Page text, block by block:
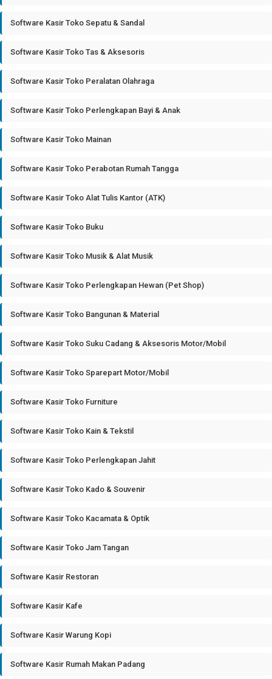
Software Kasir Toko Sepatu & Sandal
Software Kasir Toko Tas & Aksesoris
Software Kasir Toko Peralatan Olahraga
Software Kasir Toko Perlengkapan Bayi & Anak
Software Kasir Toko Mainan
Software Kasir Toko Perabotan Rumah Tangga
Software Kasir Toko Alat Tulis Kantor (ATK)
Software Kasir Toko Buku
Software Kasir Toko Musik & Alat Musik
Software Kasir Toko Perlengkapan Hewan (Pet Shop)
Software Kasir Toko Bangunan & Material
Software Kasir Toko Suku Cadang & Aksesoris Motor/Mobil
Software Kasir Toko Sparepart Motor/Mobil
Software Kasir Toko Furniture
Software Kasir Toko Kain & Tekstil
Software Kasir Toko Perlengkapan Jahit
Software Kasir Toko Kado & Souvenir
Software Kasir Toko Kacamata & Optik
Software Kasir Toko Jam Tangan
Software Kasir Restoran
Software Kasir Kafe
Software Kasir Warung Kopi
Software Kasir Rumah Makan Padang